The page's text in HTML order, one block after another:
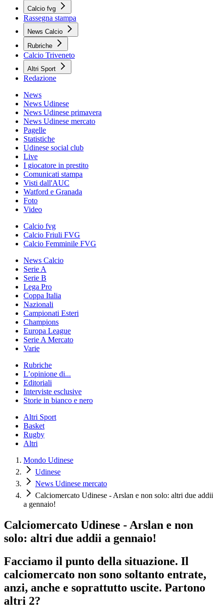
Calcio fvg
Rassegna stampa
News Calcio
Rubriche
Calcio Triveneto
Altri Sport
Redazione
News
News Udinese
News Udinese primavera
News Udinese mercato
Pagelle
Statistiche
Udinese social club
Live
I giocatore in prestito
Comunicati stampa
Visti dall'AUC
Watford e Granada
Foto
Video
Calcio fvg
Calcio Friuli FVG
Calcio Femminile FVG
News Calcio
Serie A
Serie B
Lega Pro
Coppa Italia
Nazionali
Campionati Esteri
Champions
Europa League
Serie A Mercato
Varie
Rubriche
L’opinione di...
Editoriali
Interviste esclusive
Storie in bianco e nero
Altri Sport
Basket
Rugby
Altri
Mondo Udinese
Udinese
News Udinese mercato
Calciomercato Udinese - Arslan e non solo: altri due addii
a gennaio!
Calciomercato Udinese - Arslan e non
solo: altri due addii a gennaio!
Facciamo il punto della situazione. Il
calciomercato non sono soltanto entrate,
anzi, anche e soprattutto uscite. Partono
altri 2?